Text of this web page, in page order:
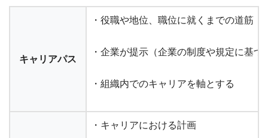
キャリアパス
・役職や地位、職位に就くまでの道筋
・企業が提示（企業の制度や規定に基づ
・組織内でのキャリアを軸とする
・キャリアにおける計画